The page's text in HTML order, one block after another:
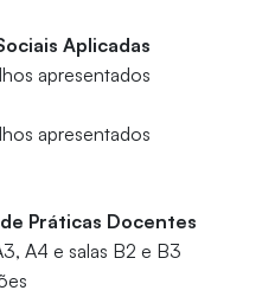
Aplicadas
apresentados
apresentados
Práticas Docentes
A4 e salas B2 e B3